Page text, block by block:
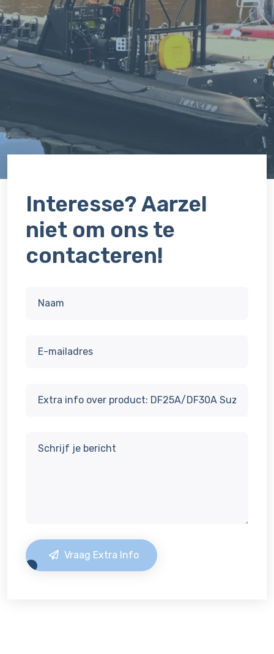
Interesse? Aarzel
niet om ons te
contacteren!
Vraag Extra Info